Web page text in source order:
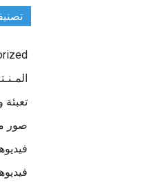
تعبئة
صور